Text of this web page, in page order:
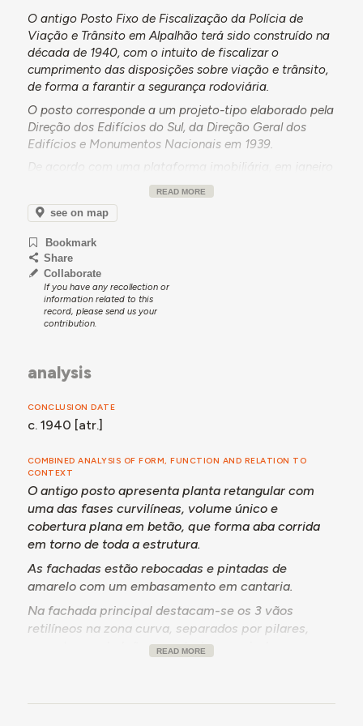
O antigo Posto Fixo de Fiscalização da Polícia de
Viação e Trânsito em Alpalhão terá sido construído na
década de 1940, com o intuito de fiscalizar o
cumprimento das disposições sobre viação e trânsito,
de forma a farantir a segurança rodoviária.
O posto corresponde a um projeto-tipo elaborado pela
Direção dos Edifícios do Sul, da Direção Geral dos
Edifícios e Monumentos Nacionais em 1939.
De acordo com uma plataforma imobiliária, em janeiro
de 2025 o edifício encontrava-se à venda por
20.000€00.
READ MORE
see on map
Bookmark
Share
Collaborate
If you have any recollection or
information related to this
record, please send us your
contribution.
analysis
CONCLUSION DATE
c. 1940 [atr.]
COMBINED ANALYSIS OF FORM, FUNCTION AND RELATION TO
CONTEXT
O antigo posto apresenta planta retangular com
uma das fases curvilíneas, volume único e
cobertura plana em betão, que forma aba corrida
em torno de toda a estrutura.
As fachadas estão rebocadas e pintadas de
amarelo com um embasamento em cantaria.
Na fachada principal destacam-se os 3 vãos
retilíneos na zona curva, separados por pilares,
assentes em balcão suportado por mísulas.
READ MORE